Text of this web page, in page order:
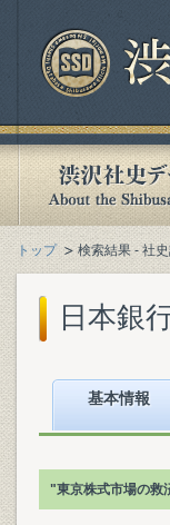
トップ 検索結果 - 社
日本銀
基本情報
"東京株式市場の救